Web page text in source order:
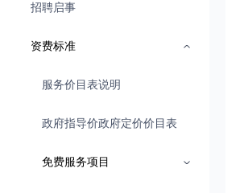
招聘启事
资费标准
服务价目表说明
政府指导价政府定价价目表
免费服务项目